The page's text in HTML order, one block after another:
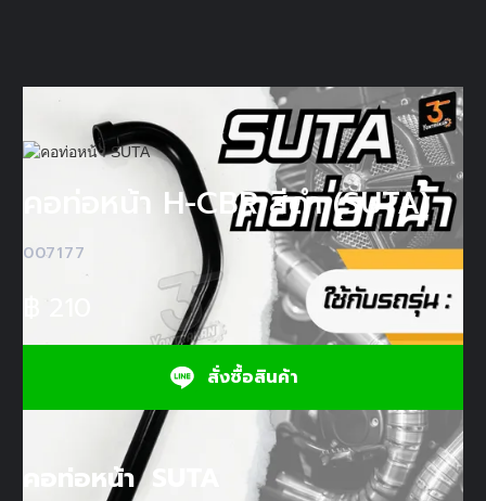
คอท่อหน้า H-CBR สีดำ (SUTA)
007177
สั่งซื้อสินค้า
คอท่อหน้า SUTA